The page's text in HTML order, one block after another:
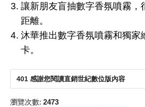
讓新朋友盲抽數字香氛噴霧，
距離。
沐華推出數字香氛噴霧和獨家
卡。
401 感謝您閱讀直銷世紀數位版內容
瀏覽次數: 2473